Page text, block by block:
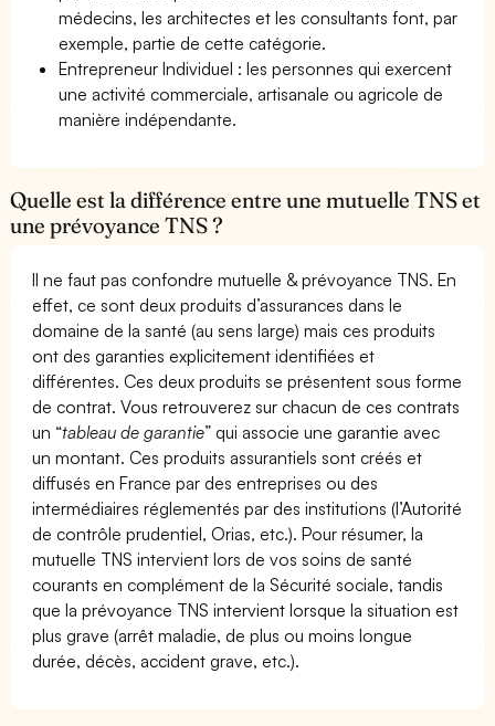
médecins, les architectes et les consultants font, par
exemple, partie de cette catégorie.
Entrepreneur Individuel : les personnes qui exercent
une activité commerciale, artisanale ou agricole de
manière indépendante.
Quelle est la différence entre une mutuelle TNS et
une prévoyance TNS ?
Il ne faut pas confondre mutuelle & prévoyance TNS. En
effet, ce sont deux produits d’assurances dans le
domaine de la santé (au sens large) mais ces produits
ont des garanties explicitement identifiées et
différentes. Ces deux produits se présentent sous forme
de contrat. Vous retrouverez sur chacun de ces contrats
un “tableau de garantie” qui associe une garantie avec
un montant. Ces produits assurantiels sont créés et
diffusés en France par des entreprises ou des
intermédiaires réglementés par des institutions (l’Autorité
de contrôle prudentiel, Orias, etc.). Pour résumer, la
mutuelle TNS intervient lors de vos soins de santé
courants en complément de la Sécurité sociale, tandis
que la prévoyance TNS intervient lorsque la situation est
plus grave (arrêt maladie, de plus ou moins longue
durée, décès, accident grave, etc.).